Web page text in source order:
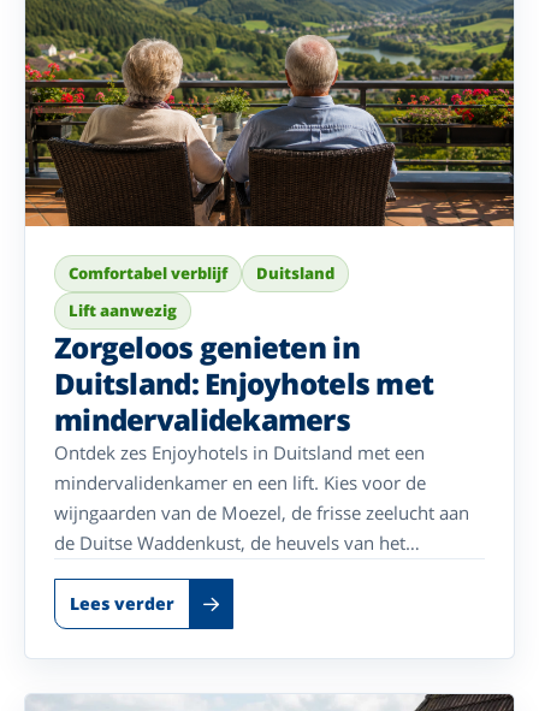
Comfortabel verblijf
Duitsland
Lift aanwezig
Zorgeloos genieten in
Duitsland: Enjoyhotels met
mindervalidekamers
Ontdek zes Enjoyhotels in Duitsland met een
mindervalidenkamer en een lift. Kies voor de
wijngaarden van de Moezel, de frisse zeelucht aan
de Duitse Waddenkust, de heuvels van het
Sauerland, de gastvrijheid van het Münsterland of
de natuur van de Eifel en geniet zorgeloos van een
ontspannen vakantie.
Lees verder